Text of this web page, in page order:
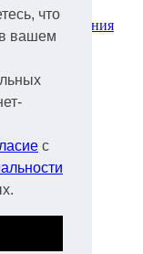
что
вашем
с
и оборудования